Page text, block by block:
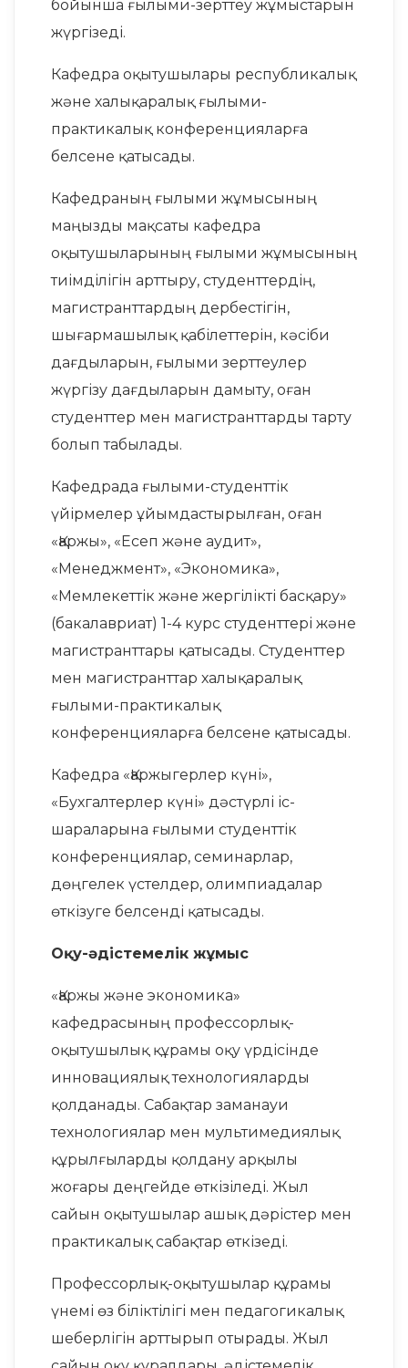
бойынша ғылыми-зерттеу жұмыстарын
жүргізеді.
Кафедра оқытушылары республикалық
және халықаралық ғылыми-
практикалық конференцияларға
белсене қатысады.
Кафедраның ғылыми жұмысының
маңызды мақсаты кафедра
оқытушыларының ғылыми жұмысының
тиімділігін арттыру, студенттердің,
магистранттардың дербестігін,
шығармашылық қабілеттерін, кәсіби
дағдыларын, ғылыми зерттеулер
жүргізу дағдыларын дамыту, оған
студенттер мен магистранттарды тарту
болып табылады.
Кафедрада ғылыми-студенттік
үйірмелер ұйымдастырылған, оған
«Қаржы», «Есеп және аудит»,
«Менеджмент», «Экономика»,
«Мемлекеттік және жергілікті басқару»
(бакалавриат) 1-4 курс студенттері және
магистранттары қатысады. Студенттер
мен магистранттар халықаралық
ғылыми-практикалық
конференцияларға белсене қатысады.
Кафедра «Қаржыгерлер күні»,
«Бухгалтерлер күні» дәстүрлі іс-
шараларына ғылыми студенттік
конференциялар, семинарлар,
дөңгелек үстелдер, олимпиадалар
өткізуге белсенді қатысады.
Оқу-әдістемелік жұмыс
«Қаржы және экономика»
кафедрасының профессорлық-
оқытушылық құрамы оқу үрдісінде
инновациялық технологияларды
қолданады. Сабақтар заманауи
технологиялар мен мультимедиялық
құрылғыларды қолдану арқылы
жоғары деңгейде өткізіледі. Жыл
сайын оқытушылар ашық дәрістер мен
практикалық сабақтар өткізеді.
Профессорлық-оқытушылар құрамы
үнемі өз біліктілігі мен педагогикалық
шеберлігін арттырып отырады. Жыл